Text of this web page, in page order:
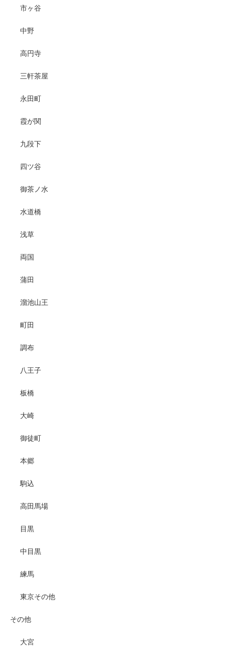
市ヶ谷
中野
高円寺
三軒茶屋
永田町
霞が関
九段下
四ツ谷
御茶ノ水
水道橋
浅草
両国
蒲田
溜池山王
町田
調布
八王子
板橋
大崎
御徒町
本郷
駒込
高田馬場
目黒
中目黒
練馬
東京その他
その他
大宮